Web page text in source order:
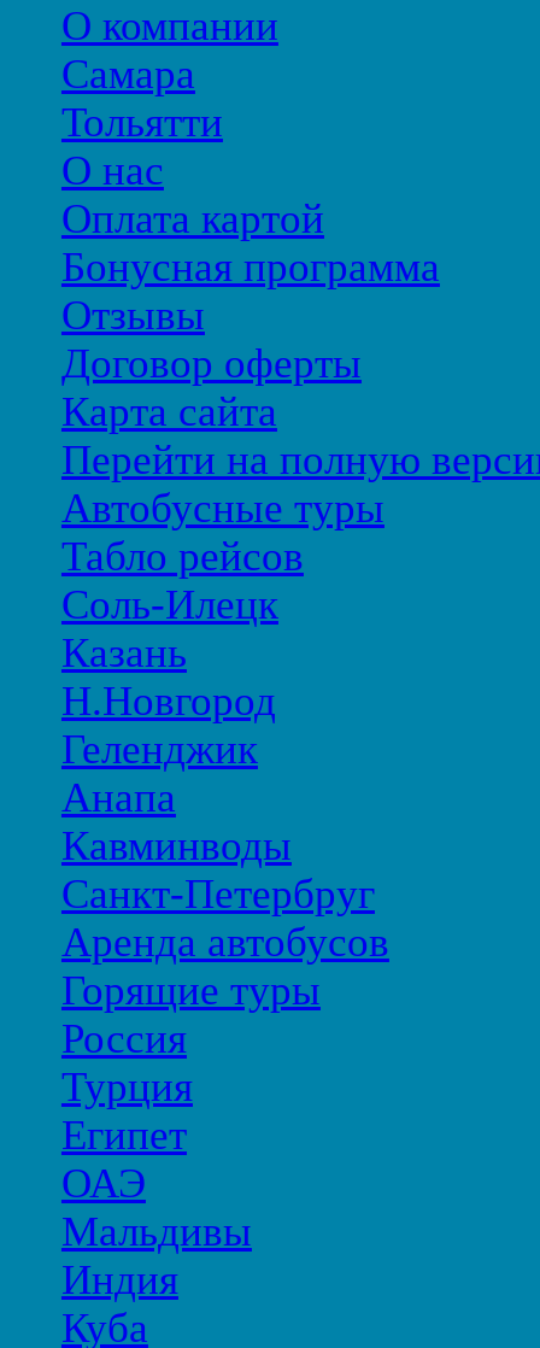
О компании
Самара
Тольятти
О нас
Оплата картой
Бонусная программа
Отзывы
Договор оферты
Карта сайта
Перейти на полную
Автобусные туры
Табло рейсов
Соль-Илецк
Казань
Н.Новгород
Геленджик
Анапа
Кавминводы
Санкт-Петербруг
Аренда автобусов
Горящие туры
Россия
Турция
Египет
ОАЭ
Мальдивы
Индия
Куба